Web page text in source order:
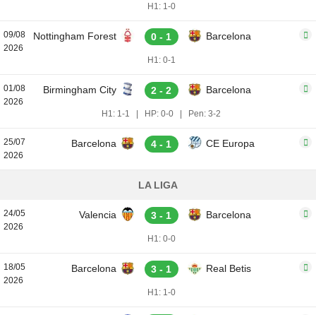
H1: 1-0
09/08
2026
Nottingham Forest 0 - 1 Barcelona
H1: 0-1
01/08
2026
Birmingham City 2 - 2 Barcelona
H1: 1-1 HP: 0-0 Pen: 3-2
25/07
2026
Barcelona 4 - 1 CE Europa
LA LIGA
24/05
2026
Valencia 3 - 1 Barcelona
H1: 0-0
18/05
2026
Barcelona 3 - 1 Real Betis
H1: 1-0